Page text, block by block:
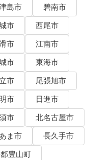
島市
碧南市
市
西尾市
市
江南市
市
東海市
市
尾張旭市
市
日進市
市
北名古屋市
あま市
長久手市
豊山町